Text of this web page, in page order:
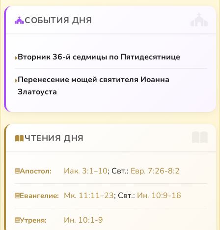
СОБЫТИЯ ДНЯ
Вторник 36-й седмицы по Пятидесятнице
Перенесение мощей святителя Иоанна
Златоуста
ЧТЕНИЯ ДНЯ
Апостол: Иак. 3:1–10; Свт.: Евр. 7:26-8:2
Евангелие: Мк. 11:11–23; Свт.: Ин. 10:9-16
Утреня: Ин. 10:1-9